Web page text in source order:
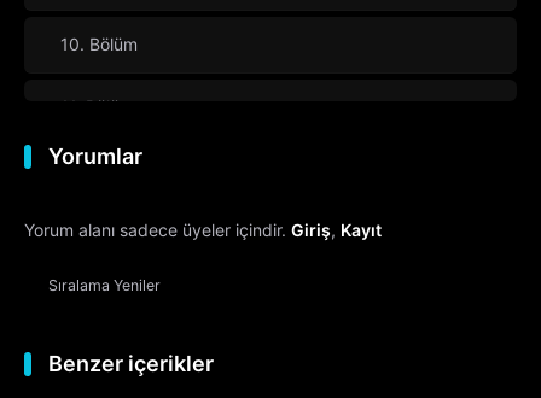
10. Bölüm
11. Bölüm
12. Bölüm
13. Bölüm
14. Bölüm
15. Bölüm
Yorumlar
Yorum alanı sadece üyeler içindir. Giriş, Kayıt
Sıralama Yeniler
Benzer içerikler